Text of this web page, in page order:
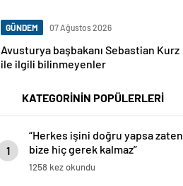
GÜNDEM 07 Ağustos 2026
Avusturya başbakanı Sebastian Kurz
ile ilgili bilinmeyenler
KATEGORİNİN POPÜLERLERİ
1
“Herkes işini doğru yapsa zaten
bize hiç gerek kalmaz”
1258 kez okundu